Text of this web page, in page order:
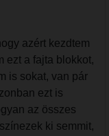
azért kezdtem
ezt a fajta blokkot,
is sokat, van pár
ezt is
az összes
ki semmit,